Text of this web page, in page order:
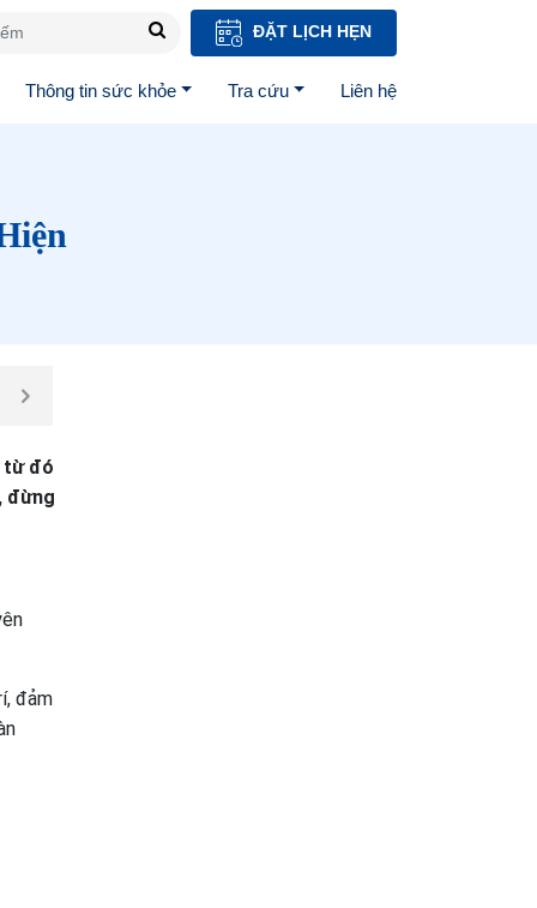
ĐẶT LỊCH HẸN
Thông tin sức khỏe Tra cứu Liên hệ
từ đó
đừng
đảm